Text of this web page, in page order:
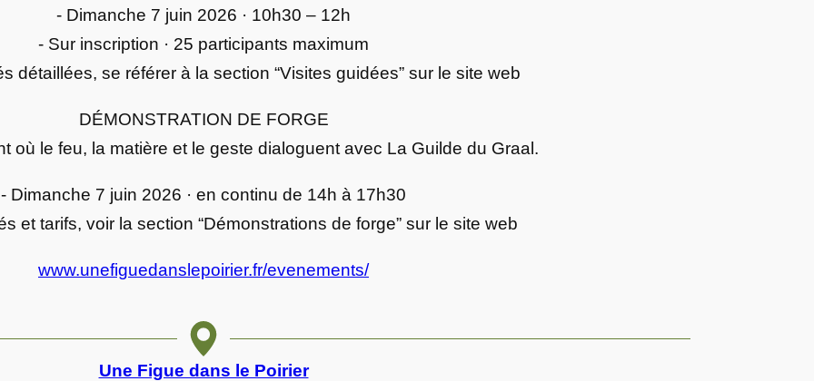
- Dimanche 7 juin 2026 · 10h30 – 12h
- Sur inscription · 25 participants maximum
détaillées, se référer à la section “Visites guidées” sur le site web
DÉMONSTRATION DE FORGE
où le feu, la matière et le geste dialoguent avec La Guilde du Graal.
- Dimanche 7 juin 2026 · en continu de 14h à 17h30
et tarifs, voir la section “Démonstrations de forge” sur le site web
www.unefiguedanslepoirier.fr/evenements/
Une Figue dans le Poirier